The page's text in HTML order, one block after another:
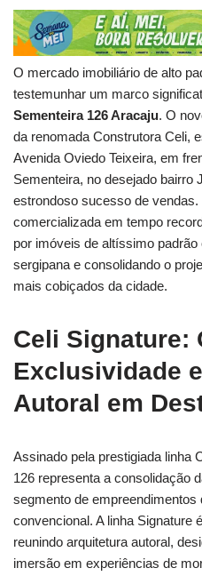
O mercado imobiliário de alto
testemunhar um marco
Sementeira 126 Aracaju. O
da renomada Construtora Celi,
Avenida Oviedo Teixeira, em
Sementeira, no desejado bairro
estrondoso sucesso de
comercializada em tempo
por imóveis de altíssimo
sergipana e consolidando o
mais cobiçados da cidade.
Celi Signature:
Exclusividade
Autoral em
Assinado pela prestigiada linha
126 representa a consolidação
segmento de empreendimentos
convencional. A linha Signature
reunindo arquitetura autoral,
imersão em experiências de